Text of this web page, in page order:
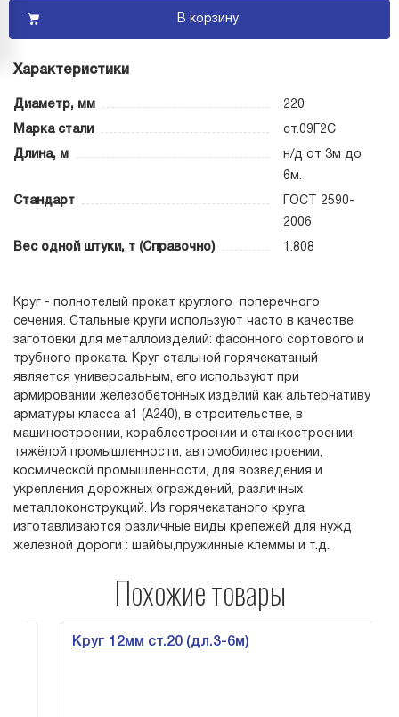
В корзину
Характеристики
Диаметр, мм 220
Марка стали ст.09Г2С
Длина, м
н/д от 3м до
6м.
Стандарт
ГОСТ 2590-
2006
Вес одной штуки, т (Справочно) 1.808
Круг - полнотелый прокат круглого поперечного
сечения. Стальные круги используют часто в качестве
заготовки для металлоизделий: фасонного сортового и
трубного проката. Круг стальной горячекатаный
является универсальным, его используют при
армировании железобетонных изделий как альтернативу
арматуры класса а1 (А240), в строительстве, в
машиностроении, кораблестроении и станкостроении,
тяжёлой промышленности, автомобилестроении,
космической промышленности, для возведения и
укрепления дорожных ограждений, различных
металлоконструкций. Из горячекатаного круга
изготавливаются различные виды крепежей для нужд
железной дороги : шайбы,пружинные клеммы и т.д.
Похожие товары
Круг 12мм ст.20 (дл.3-6м)